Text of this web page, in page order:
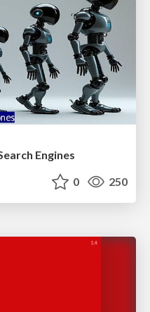
Engines
0 250